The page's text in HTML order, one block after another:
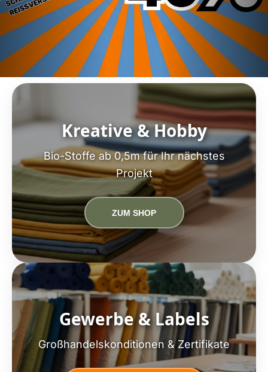
Kreative & Hobby
Bio-Stoffe ab 0,5m für Ihr nächstes
Projekt
ZUM SHOP
Gewerbe & Labels
Großhandelskonditionen & Zertifikate